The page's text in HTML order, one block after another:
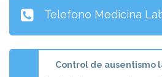
Telefono Medicina
Control de ausentismo